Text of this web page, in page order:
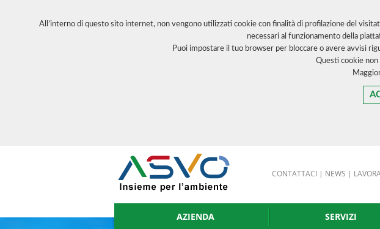
CONTATTACI | NEWS |
All’interno di questo sito internet, non vengono utilizzati cookie con finalità di profilazione del
necessari al funzionamento della
Puoi impostare il tuo browser per bloccare o avere avvisi
Questi cookie
AZIENDA SERVIZI